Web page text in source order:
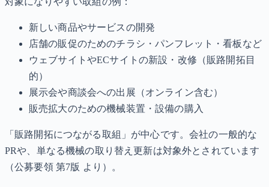
新しい商品やサービスの開発
店舗の販促のためのチラシ・パンフレット・看板など
ウェブサイトやECサイトの新設・改修（販路開拓目
的）
展示会や商談会への出展（オンライン含む）
販売拡大のための機械装置・設備の購入
「販路開拓につながる取組」が中心です。会社の一般的な
PRや、単なる機械の取り替え更新は対象外とされています
（公募要領 第7版 より）。